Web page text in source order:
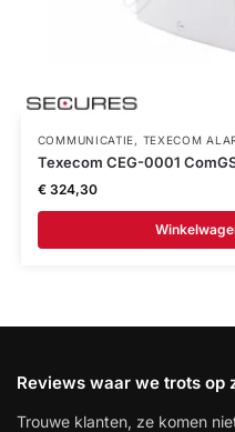
COMMUNICATIE, TEXECOM
Texecom CEG-0001
€324,30
Reviews waar we trots op
Trouwe klanten, ze komen